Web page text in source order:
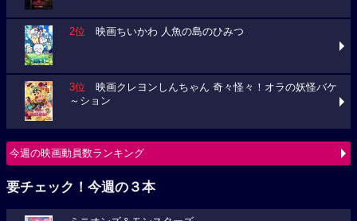
2位 映画ちいかわ 人魚の島のひみつ
3位 映画クレヨンしんちゃん 奇々怪々！オラの妖怪バケ
～ション
今週の映画動員数ランキング
要チェック！今週の３本